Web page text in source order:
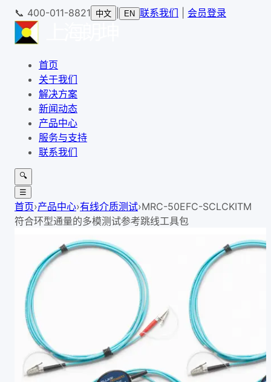
📞 400-011-8821 中文 EN 联系我们 会员登录
首页
关于我们
解决方案
新闻动态
产品中心
服务与支持
联系我们
🔍
☰
首页›产品中心›有线介质测试›MRC-50EFC-SCLCKITM
符合环型通量的多模测试参考跳线工具包